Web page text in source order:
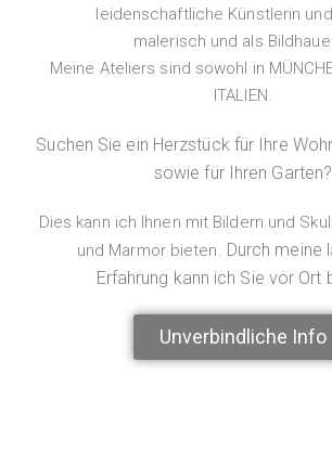
leidenschaftliche Künstlerin
malerisch und als
Meine Ateliers sind sowohl in
ITALIEN.
Suchen Sie ein Herzstück für Ihre
sowie für Ihren Garten?
Dies kann ich Ihnen mit Bildern und
und Marmor bieten. Durch meine
Erfahrung kann ich Sie vor Ort
Unverbindliche Info